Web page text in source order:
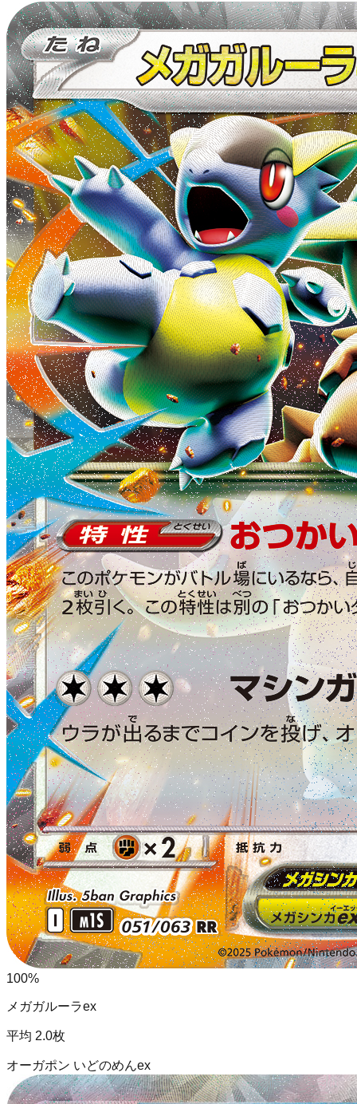
100%
メガガルーラex
平均 2.0枚
オーガポン いどのめんex